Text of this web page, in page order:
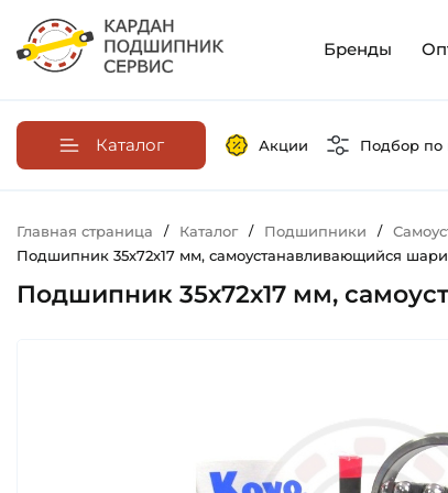
Бренды
Каталог Акции Подбор по
Главная страница / Каталог / Подшипники /
Подшипник 35х72х17 мм, самоустанавливающийся
Подшипник 35х72х17 мм,